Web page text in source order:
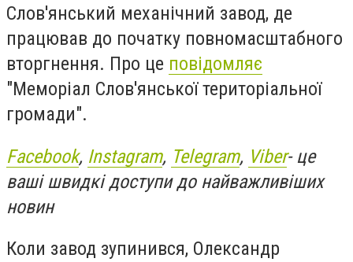
Слов'янський механічний завод, де
працював до початку повномасштабного
вторгнення. Про це повідомляє
"Меморіал Слов'янської територіальної
громади".
Facebook, Instagram, Telegram, Viber- це
ваші швидкі доступи до найважливіших
новин
Коли завод зупинився, Олександр